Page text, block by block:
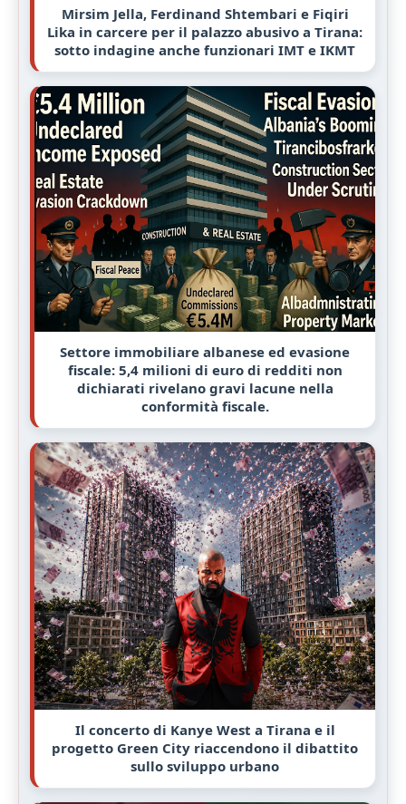
Mirsim Jella, Ferdinand Shtembari e Fiqiri
Lika in carcere per il palazzo abusivo a Tirana:
sotto indagine anche funzionari IMT e IKMT
Settore immobiliare albanese ed evasione
fiscale: 5,4 milioni di euro di redditi non
dichiarati rivelano gravi lacune nella
conformità fiscale.
Il concerto di Kanye West a Tirana e il
progetto Green City riaccendono il dibattito
sullo sviluppo urbano